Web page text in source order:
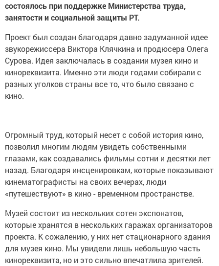
состоялось при поддержке Министерства труда,
занятости и социальной защиты РТ.
Проект был создан благодаря давно задуманной идее
звукорежиссера Виктора Клячкина и продюсера Олега
Сурова. Идея заключалась в создании музея кино и
кинореквизита. Именно эти люди годами собирали с
разных уголков страны все то, что было связано с
кино.
Огромный труд, который несет с собой история кино,
позволил многим людям увидеть собственными
глазами, как создавались фильмы сотни и десятки лет
назад. Благодаря инсценировкам, которые показывают
кинематографисты на своих вечерах, люди
«путешествуют» в кино - временном пространстве.
Музей состоит из нескольких сотен экспонатов,
которые хранятся в нескольких гаражах организаторов
проекта. К сожалению, у них нет стационарного здания
для музея кино. Мы увидели лишь небольшую часть
кинореквизита, но и это сильно впечатлила зрителей.